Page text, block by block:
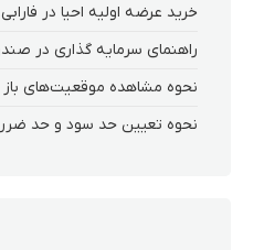
خرید عرضه اولیه احیا در فارابی
راهنمای سرمایه گذاری در